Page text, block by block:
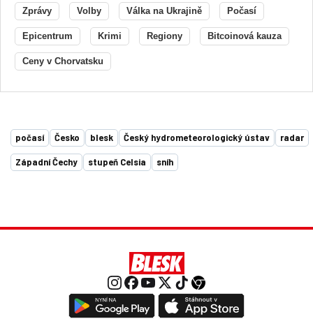
Zprávy Volby Válka na Ukrajině Počasí
Epicentrum Krimi Regiony Bitcoinová kauza
Ceny v Chorvatsku
počasí Česko blesk Český hydrometeorologický ústav radar
Západní Čechy stupeň Celsia sníh